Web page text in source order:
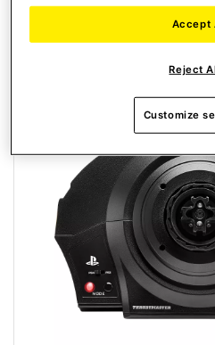
VERLANGLIJST
Reject
Accept
Customize